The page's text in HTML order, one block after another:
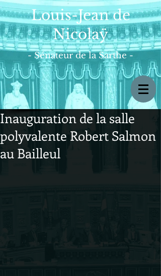
Louis-Jean de
Nicolaÿ
- Sénateur de la Sarthe -
Inauguration de la salle
polyvalente Robert Salmon
au Bailleul